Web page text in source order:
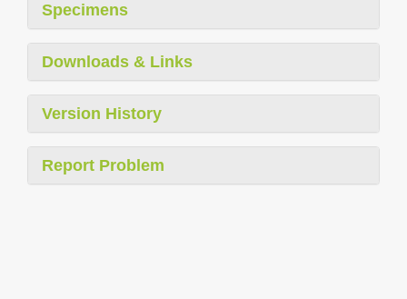
Specimens
Downloads & Links
Version History
Report Problem